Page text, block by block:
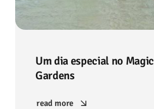
Um dia especial no Magic
Gardens
read more